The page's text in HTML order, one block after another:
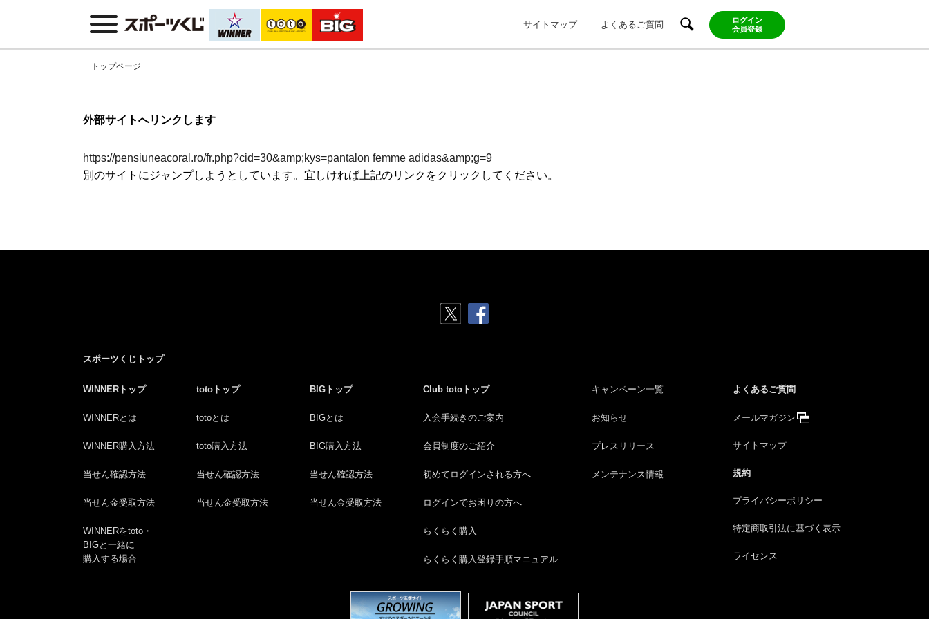
サイトマップ よくあるご質問
ログイン
会員登録
トップページ
外部サイトへリンクします
https://pensiuneacoral.ro/fr.php?cid=30&amp;kys=pantalon femme adidas&amp;g=9
別のサイトにジャンプしようとしています。宜しければ上記のリンクをクリックしてください。
スポーツくじトップ
WINNERトップ
WINNERとは
WINNER購入方法
当せん確認方法
当せん金受取方法
WINNERをtoto・
BIGと一緒に
購入する場合
totoトップ
totoとは
toto購入方法
当せん確認方法
当せん金受取方法
BIGトップ
BIGとは
BIG購入方法
当せん確認方法
当せん金受取方法
Club totoトップ
入会手続きのご案内
会員制度のご紹介
初めてログインされる方へ
ログインでお困りの方へ
らくらく購入
らくらく購入登録手順マニュアル
キャンペーン一覧
お知らせ
プレスリリース
メンテナンス情報
よくあるご質問
メールマガジン
サイトマップ
規約
プライバシーポリシー
特定商取引法に基づく表示
ライセンス